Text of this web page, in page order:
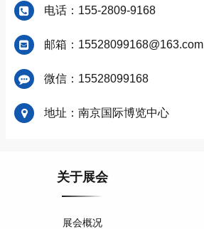
电话：155-2809-9168
邮箱：15528099168@163.com
微信：15528099168
地址：南京国际博览中心
关于展会
展会概况